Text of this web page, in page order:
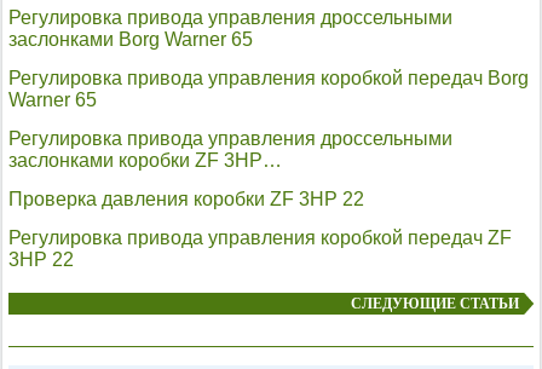
Регулировка привода управления дроссельными
заслонками Borg Warner 65
Регулировка привода управления коробкой передач Borg
Warner 65
Регулировка привода управления дроссельными
заслонками коробки ZF 3HP…
Проверка давления коробки ZF 3HP 22
Регулировка привода управления коробкой передач ZF
3HP 22
СЛЕДУЮЩИЕ СТАТЬИ